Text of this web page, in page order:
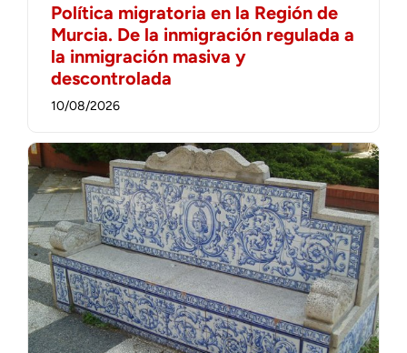
Política migratoria en la Región de
Murcia. De la inmigración regulada a
la inmigración masiva y
descontrolada
10/08/2026